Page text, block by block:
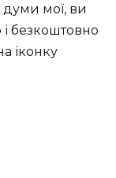
мої, ви
і безкоштовно
іконку